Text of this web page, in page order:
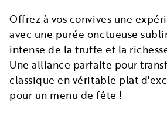
Offrez à vos convives une
avec une purée onctueuse
intense de la truffe et la
Une alliance parfaite pour
classique en véritable plat
pour un menu de fête !